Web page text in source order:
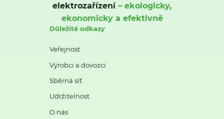
elektrozařízení– ekologicky,
ekonomicky a efektivně
Důležité odkazy
Veřejnost
Výrobci a dovozci
Sběrná síť
Udržitelnost
O nás